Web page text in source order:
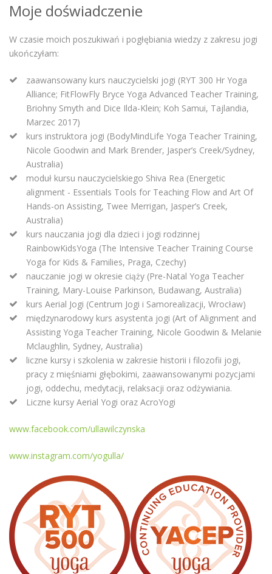
Moje doświadczenie
W czasie moich poszukiwań i pogłębiania wiedzy z zakresu jogi
ukończyłam:
zaawansowany kurs nauczycielski jogi (RYT 300 Hr Yoga
Alliance; FitFlowFly Bryce Yoga Advanced Teacher Training,
Briohny Smyth and Dice Ilda-Klein; Koh Samui, Tajlandia,
Marzec 2017)
kurs instruktora jogi (BodyMindLife Yoga Teacher Training,
Nicole Goodwin and Mark Brender, Jasper’s Creek/Sydney,
Australia)
moduł kursu nauczycielskiego Shiva Rea (Energetic
alignment - Essentials Tools for Teaching Flow and Art Of
Hands-on Assisting, Twee Merrigan, Jasper’s Creek,
Australia)
kurs nauczania jogi dla dzieci i jogi rodzinnej
RainbowKidsYoga (The Intensive Teacher Training Course
Yoga for Kids & Families, Praga, Czechy)
nauczanie jogi w okresie ciąży (Pre-Natal Yoga Teacher
Training, Mary-Louise Parkinson, Budawang, Australia)
kurs Aerial Jogi (Centrum Jogi i Samorealizacji, Wrocław)
międzynarodowy kurs asystenta jogi (Art of Alignment and
Assisting Yoga Teacher Training, Nicole Goodwin & Melanie
Mclaughlin, Sydney, Australia)
liczne kursy i szkolenia w zakresie historii i filozofii jogi,
pracy z mięśniami głębokimi, zaawansowanymi pozycjami
jogi, oddechu, medytacji, relaksacji oraz odżywiania.
Liczne kursy Aerial Yogi oraz AcroYogi
www.facebook.com/ullawilczynska
www.instagram.com/yogulla/